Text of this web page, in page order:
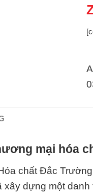
mại hóa
chất Đắc
dựng một